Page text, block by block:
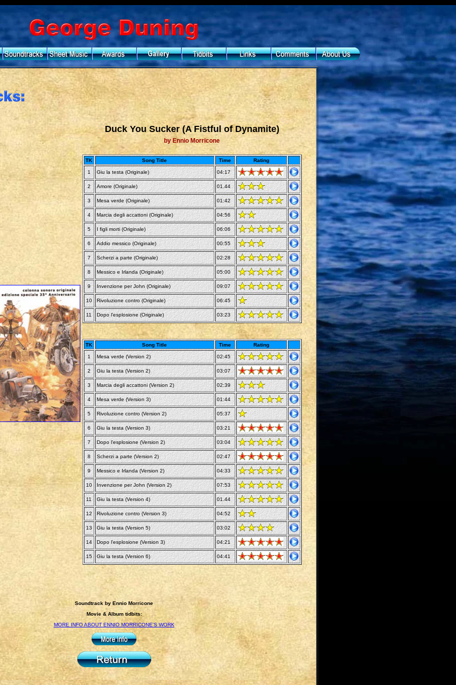
Duck You Sucker (A Fistful of Dynamite)
by Ennio Morricone
TK Song Title Time Rating
1 Giu la testa (Originale) 04:17
2 Amore (Originale) 01.44
3 Mesa verde (Originale) 01:42
4 Marcia degli accattoni (Originale) 04:56
5 I figli morti (Originale) 06:06
6 Addio messico (Originale) 00:55
7 Scherzi a parte (Originale) 02:28
8 Messico e Irlanda (Originale) 05:00
9 Invenzione per John (Originale) 09:07
10 Rivoluzione contro (Originale) 06:45
11 Dopo l'esplosione (Originale) 03:23
TK Song Title Time Rating
1 Mesa verde (Version 2) 02:45
2 Giu la testa (Version 2) 03:07
3 Marcia degli accattoni (Version 2) 02:39
4 Mesa verde (Version 3) 01:44
5 Rivoluzione contro (Version 2) 05:37
6 Giu la testa (Version 3) 03:21
7 Dopo l'esplosione (Version 2) 03:04
8 Scherzi a parte (Version 2) 02:47
9 Messico e Irlanda (Version 2) 04:33
10 Invenzione per John (Version 2) 07:53
11 Giu la testa (Version 4) 01.44
12 Rivoluzione contro (Version 3) 04:52
13 Giu la testa (Version 5) 03:02
14 Dopo l'esplosione (Version 3) 04:21
15 Giu la testa (Version 6) 04:41
Soundtrack by Ennio Morricone
Movie & Album tidbits:
MORE INFO ABOUT ENNIO MORRICONE'S WORK